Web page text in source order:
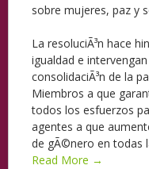
sobre mujeres, paz y
La resoluciÃ³n hace
igualdad e
consolidaciÃ³n de la
Miembros a que
todos los esfuerzos
agentes a que
de gÃ©nero en todas
Read More →